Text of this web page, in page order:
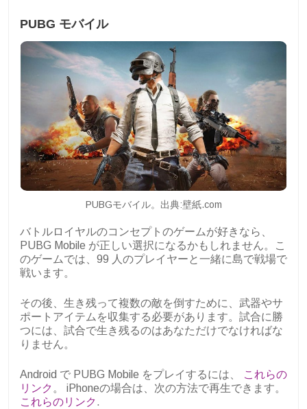
PUBG モバイル
PUBGモバイル。出典:壁紙.com
バトルロイヤルのコンセプトのゲームが好きなら、
PUBG Mobile が正しい選択になるかもしれません。こ
のゲームでは、99 人のプレイヤーと一緒に島で戦場で
戦います。
その後、生き残って複数の敵を倒すために、武器やサ
ポートアイテムを収集する必要があります。試合に勝
つには、試合で生き残るのはあなただけでなければな
りません。
Android で PUBG Mobile をプレイするには、
これらの
リンク 。 iPhoneの場合は、次の方法で再生できます。
これらのリンク .